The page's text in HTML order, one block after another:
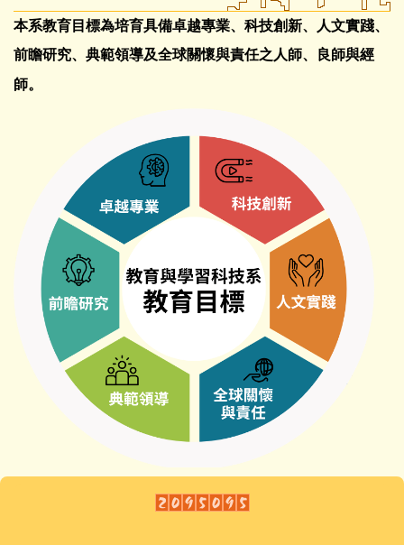
系所概況
系所成員
文件下載
師生成果
講座與研討會
國際交流
獎學金及學術補助
高中生專區
International students
系友專區
本系教育目標為培育具備卓越專業、科技創新、人文實踐、
前瞻研究、典範領導及全球關懷與責任之人師、良師與經
師。